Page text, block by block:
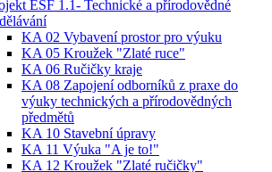
ESF 1.1- Technické a přírodovědné
KA 02 Vybavení prostor pro výuku
KA 05 Kroužek "Zlaté ruce"
KA 06 Ručičky kraje
KA 08 Zapojení odborníků z praxe do
výuky technických a přírodovědných
předmětů
KA 10 Stavební úpravy
KA 11 Výuka "A je to!"
KA 12 Kroužek "Zlaté ručičky"